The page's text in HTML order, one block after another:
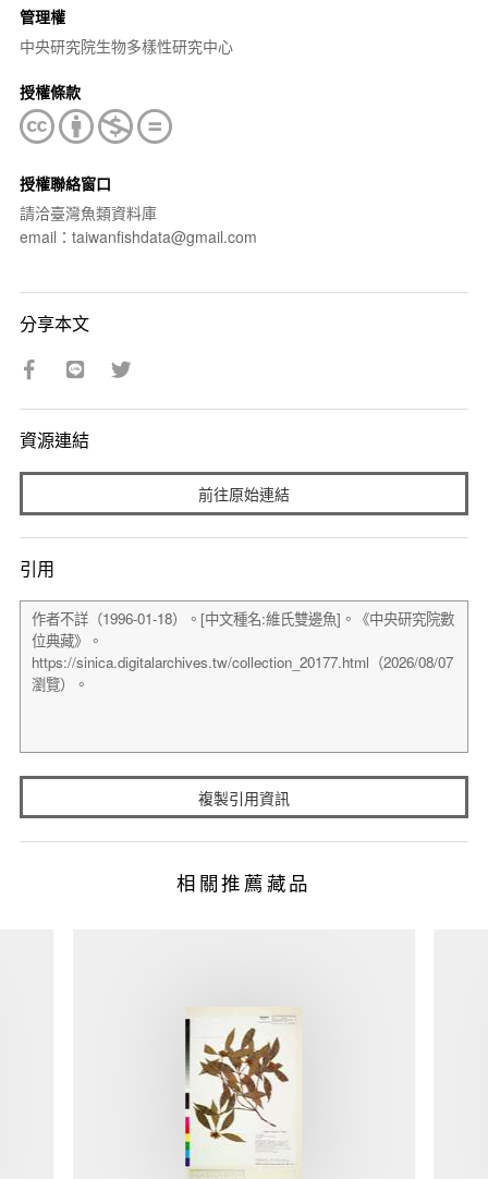
管理權
中央研究院生物多樣性研究中心
授權條款
授權聯絡窗口
請洽臺灣魚類資料庫
email：taiwanfishdata@gmail.com
分享本文
資源連結
前往原始連結
引用
複製引用資訊
相關推薦藏品